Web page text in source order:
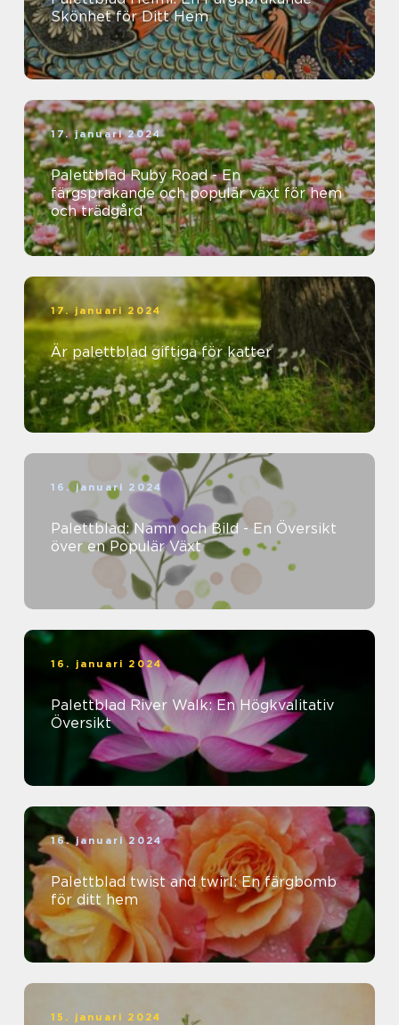
Skönhet för Ditt Hem
17. januari 2024
Palettblad Ruby Road - En
färgsprakande och populär växt för hem
och trädgård
17. januari 2024
Är palettblad giftiga för katter
16. januari 2024
Palettblad: Namn och Bild - En Översikt
över en Populär Växt
16. januari 2024
Palettblad River Walk: En Högkvalitativ
Översikt
16. januari 2024
Palettblad twist and twirl: En färgbomb
för ditt hem
15. januari 2024